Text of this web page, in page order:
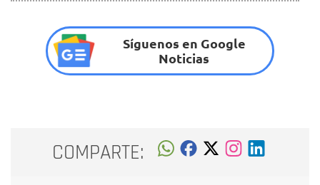
Síguenos en Google
Noticias
COMPARTE: